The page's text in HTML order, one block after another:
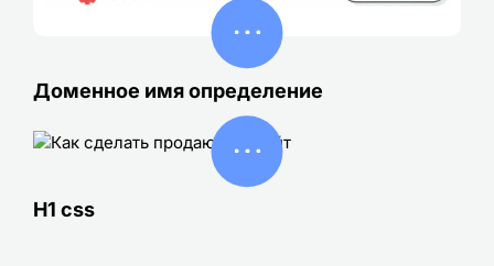
Доменное имя определение
H1 css